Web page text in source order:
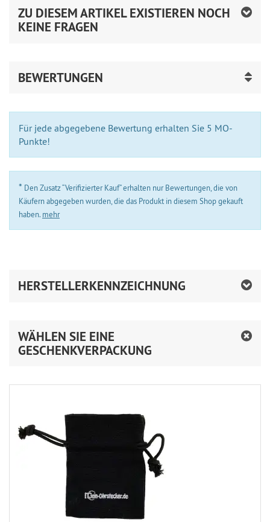
ZU DIESEM ARTIKEL EXISTIEREN NOCH
KEINE FRAGEN
BEWERTUNGEN
Für jede abgegebene Bewertung erhalten Sie 5 MO-
Punkte!
* Den Zusatz “Verifizierter Kauf” erhalten nur Bewertungen, die von
Käufern abgegeben wurden, die das Produkt in diesem Shop gekauft
haben. mehr
HERSTELLERKENNZEICHNUNG
WÄHLEN SIE EINE
GESCHENKVERPACKUNG